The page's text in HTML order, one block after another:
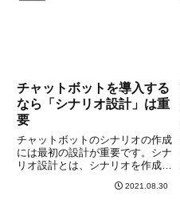
チャットボットを導入する
なら「シナリオ設計」は重
要
チャットボットのシナリオの作成
には最初の設計が重要です。シナ
リオ設計とは、シナリオを作成す
から問い合わせを受ける内容を想
2021.08.30